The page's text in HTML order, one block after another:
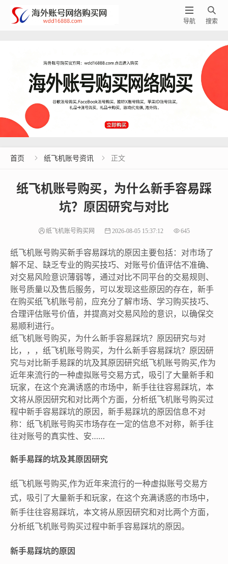

搜索

导航
首页  纸飞机账号资讯  正文
纸飞机账号购买，为什么新手容易踩
坑？原因研究与对比
纸飞机账号购买网 2026-08-05 15:37:12 645
纸飞机账号购买新手容易踩坑的原因主要包括：对市场了
解不足、缺乏专业的购买技巧、对账号价值评估不准确、
对交易风险意识薄弱等，通过对比不同平台的交易规则、
账号质量以及售后服务，可以发现这些原因的存在，新手
在购买纸飞机账号前，应充分了解市场、学习购买技巧、
合理评估账号价值，并提高对交易风险的意识，以确保交
易顺利进行。
纸飞机账号购买，为什么新手容易踩坑？原因研究与对
比，，，纸飞机账号购买，为什么新手容易踩坑？原因研
究与对比新手易踩的坑及其原因研究纸飞机账号购买,作为
近年来流行的一种虚拟账号交易方式，吸引了大量新手和
玩家，在这个充满诱惑的市场中，新手往往容易踩坑，本
文将从原因研究和对比两个方面，分析纸飞机账号购买过
程中新手容易踩坑的原因，新手易踩坑的原因信息不对
称：纸飞机账号购买市场存在一定的信息不对称，新手往
往对账号的真实性、安……
新手易踩的坑及其原因研究
纸飞机账号购买,作为近年来流行的一种虚拟账号交易方
式，吸引了大量新手和玩家，在这个充满诱惑的市场中，
新手往往容易踩坑，本文将从原因研究和对比两个方面，
分析纸飞机账号购买过程中新手容易踩坑的原因。
新手易踩坑的原因